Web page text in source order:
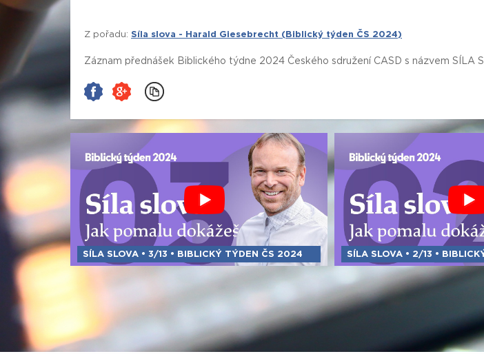
Z pořadu: Síla slova - Harald Giesebrecht (Biblický týden ČS 2024)
Záznam přednášek Biblického týdne 2024 Českého sdružení CASD s názvem SÍLA
SÍLA SLOVA • 3/13 • BIBLICKÝ TÝDEN ČS 2024 SÍLA SLOVA • 2/13 •